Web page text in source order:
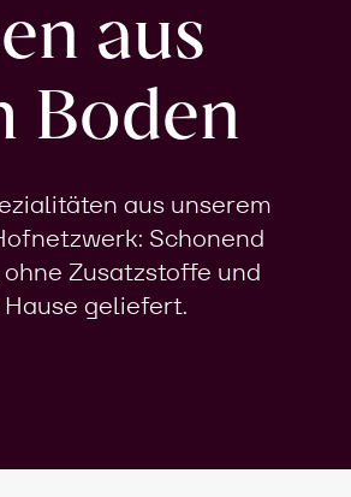
aus
Boden
aus unserem
Schonend
Zusatzstoffe und
geliefert.